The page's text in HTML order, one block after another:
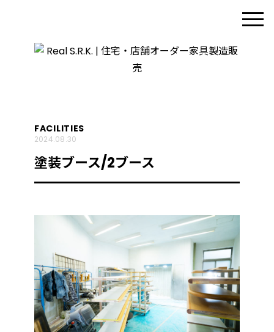
FACILITIES
2024.08.30
塗装ブース/2ブース